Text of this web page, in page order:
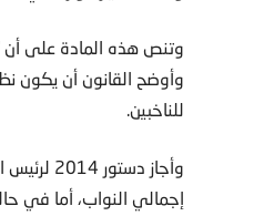
وأوضح القانون أن يكون
للناخبين.
وأجاز